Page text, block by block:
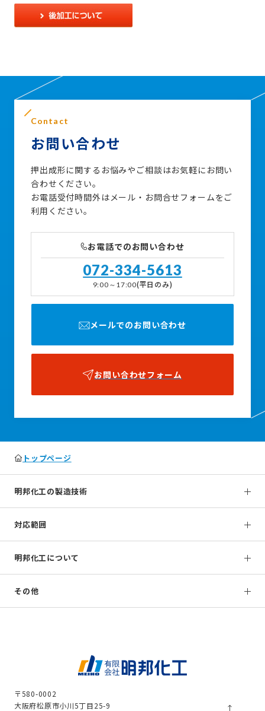
Contact
お問い合わせ
押出成形に関するお悩みやご相談はお気軽にお問い
合わせください。
お電話受付時間外はメール・お問合せフォームをご
利用ください。
お電話でのお問い合わせ
072-334-5613
9:00～17:00(平日のみ)
メールでのお問い合わせ
お問い合わせフォーム
〒580-0002
大阪府松原市小川5丁目25-9
トップページ
明邦化工の製造技術
対応範囲
明邦化工について
その他